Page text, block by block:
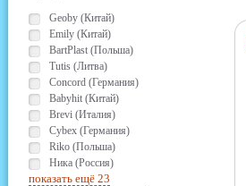
Geoby (Китай)
Emily (Китай)
BartPlast (Польша)
Tutis (Литва)
Concord (Германия)
Babyhit (Китай)
Brevi (Италия)
Cybex (Германия)
Riko (Польша)
Ника (Россия)
показать ещё 23